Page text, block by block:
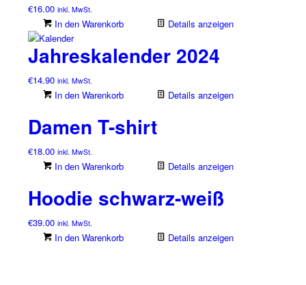
€16.00 inkl. MwSt.
In den Warenkorb Details anzeigen
Jahreskalender 2024
€14.90 inkl. MwSt.
In den Warenkorb Details anzeigen
Damen T-shirt
€18.00 inkl. MwSt.
In den Warenkorb Details anzeigen
Hoodie schwarz-weiß
€39.00 inkl. MwSt.
In den Warenkorb Details anzeigen